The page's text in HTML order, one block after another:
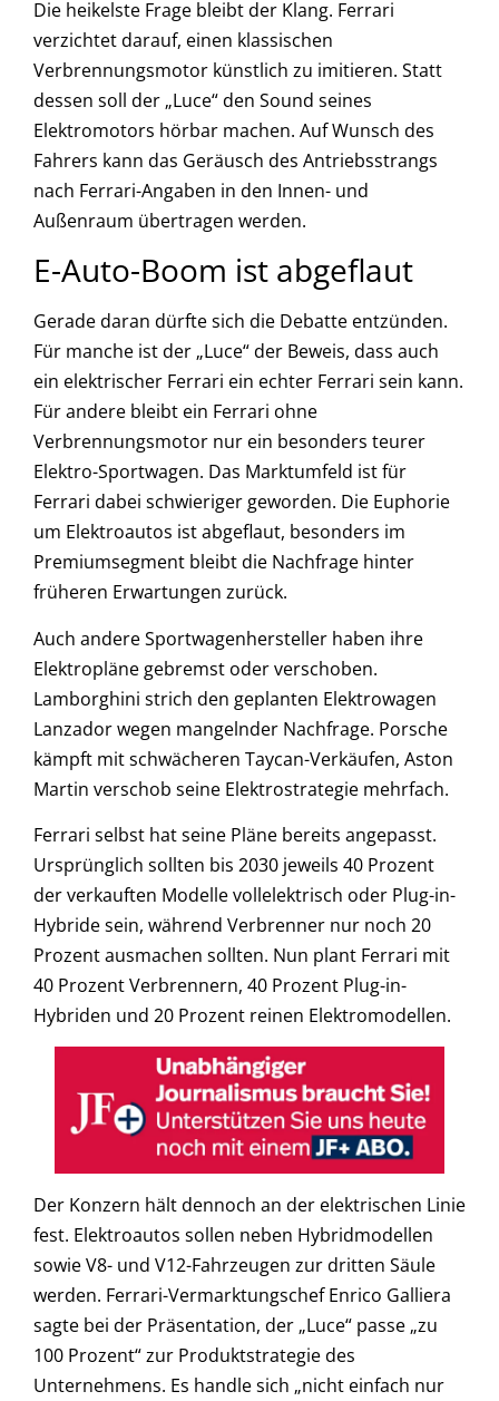
Die heikelste Frage bleibt der Klang. Ferrari
verzichtet darauf, einen klassischen
Verbrennungsmotor künstlich zu imitieren. Statt
dessen soll der „Luce“ den Sound seines
Elektromotors hörbar machen. Auf Wunsch des
Fahrers kann das Geräusch des Antriebsstrangs
nach Ferrari-Angaben in den Innen- und
Außenraum übertragen werden.
E-Auto-Boom ist abgeflaut
Gerade daran dürfte sich die Debatte entzünden.
Für manche ist der „Luce“ der Beweis, dass auch
ein elektrischer Ferrari ein echter Ferrari sein kann.
Für andere bleibt ein Ferrari ohne
Verbrennungsmotor nur ein besonders teurer
Elektro-Sportwagen. Das Marktumfeld ist für
Ferrari dabei schwieriger geworden. Die Euphorie
um Elektroautos ist abgeflaut, besonders im
Premiumsegment bleibt die Nachfrage hinter
früheren Erwartungen zurück.
Auch andere Sportwagenhersteller haben ihre
Elektropläne gebremst oder verschoben.
Lamborghini strich den geplanten Elektrowagen
Lanzador wegen mangelnder Nachfrage. Porsche
kämpft mit schwächeren Taycan-Verkäufen, Aston
Martin verschob seine Elektrostrategie mehrfach.
Ferrari selbst hat seine Pläne bereits angepasst.
Ursprünglich sollten bis 2030 jeweils 40 Prozent
der verkauften Modelle vollelektrisch oder Plug-in-
Hybride sein, während Verbrenner nur noch 20
Prozent ausmachen sollten. Nun plant Ferrari mit
40 Prozent Verbrennern, 40 Prozent Plug-in-
Hybriden und 20 Prozent reinen Elektromodellen.
Der Konzern hält dennoch an der elektrischen Linie
fest. Elektroautos sollen neben Hybridmodellen
sowie V8- und V12-Fahrzeugen zur dritten Säule
werden. Ferrari-Vermarktungschef Enrico Galliera
sagte bei der Präsentation, der „Luce“ passe „zu
100 Prozent“ zur Produktstrategie des
Unternehmens. Es handle sich „nicht einfach nur